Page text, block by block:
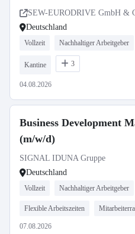
SEW-EURODRIVE GmbH &
Deutschland
Vollzeit Nachhaltiger Arbeitgeber
Kantine 3
04.08.2026
Business Development
(m/w/d)
SIGNAL IDUNA Gruppe
Deutschland
Vollzeit Nachhaltiger Arbeitgeber
Flexible Arbeitszeiten
07.08.2026